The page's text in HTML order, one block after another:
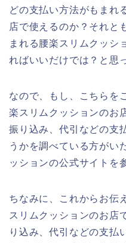
どの支払い方法がもまれ
店で使えるのか？それと
まれる腰楽スリムクッシ
ればいいだけでは？と思
なので、もし、こちらを
楽スリムクッションのお
振り込み、代引などの支
うかを調べている方がい
ッションの公式サイトを
ちなみに、これからお伝
スリムクッションのお店
り込み、代引などの支払